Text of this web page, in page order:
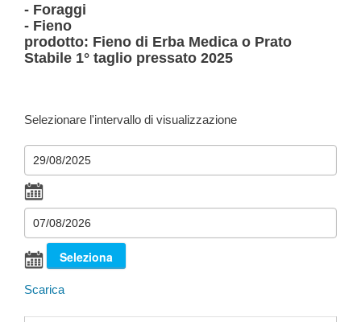
- Foraggi
- Fieno
prodotto: Fieno di Erba Medica o Prato
Stabile 1° taglio pressato 2025
Selezionare l'intervallo di visualizzazione
Scarica